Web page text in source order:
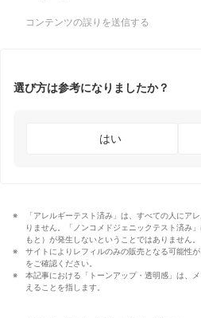
コンテンツの誤りを送信する
選び方は参考になりましたか？
はい
「アレルギーテスト済み」は、すべての人にア
りません。「ノンコメドジェニックテスト済み
もと）が発生しないということではありません。
サイトによりレフィルのみの販売となる可能性
をご確認ください。
本記事における「トーンアップ・透明感」は、
えることを指します。